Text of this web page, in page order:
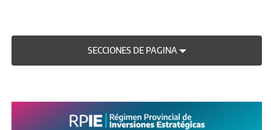
SECCIONES DE PAGINA